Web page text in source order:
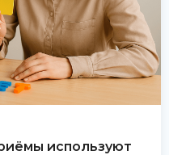
используют